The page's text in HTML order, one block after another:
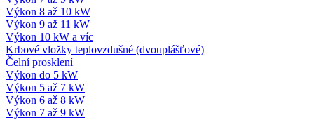
Výkon 8 až 10 kW
Výkon 9 až 11 kW
Výkon 10 kW a víc
Krbové vložky teplovzdušné (dvouplášťové)
Čelní prosklení
Výkon do 5 kW
Výkon 5 až 7 kW
Výkon 6 až 8 kW
Výkon 7 až 9 kW